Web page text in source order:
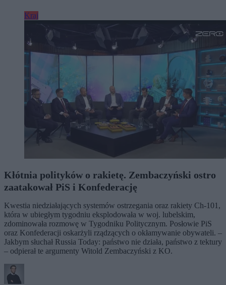
Kraj
Kłótnia polityków o rakietę. Zembaczyński ostro
zaatakował PiS i Konfederację
Kwestia niedziałających systemów ostrzegania oraz rakiety Ch-101,
która w ubiegłym tygodniu eksplodowała w woj. lubelskim,
zdominowała rozmowę w Tygodniku Politycznym. Posłowie PiS
oraz Konfederacji oskarżyli rządzących o okłamywanie obywateli. –
Jakbym słuchał Russia Today: państwo nie działa, państwo z tektury
– odpierał te argumenty Witold Zembaczyński z KO.